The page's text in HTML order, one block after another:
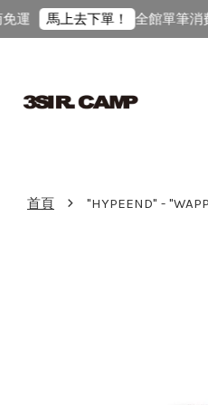
馬上去下單！ 全館單筆消費
首頁 › "HYPEEND" -